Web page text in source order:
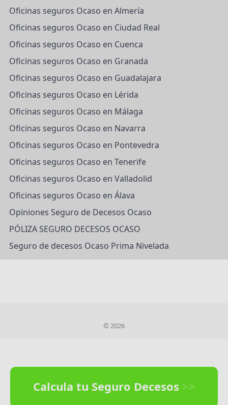
Oficinas seguros Ocaso en Almería
Oficinas seguros Ocaso en Ciudad Real
Oficinas seguros Ocaso en Cuenca
Oficinas seguros Ocaso en Granada
Oficinas seguros Ocaso en Guadalajara
Oficinas seguros Ocaso en Lérida
Oficinas seguros Ocaso en Málaga
Oficinas seguros Ocaso en Navarra
Oficinas seguros Ocaso en Pontevedra
Oficinas seguros Ocaso en Tenerife
Oficinas seguros Ocaso en Valladolid
Oficinas seguros Ocaso en Álava
Opiniones Seguro de Decesos Ocaso
PÓLIZA SEGURO DECESOS OCASO
Seguro de decesos Ocaso Prima Nivelada
© 2026
Calcula tu Seguro Decesos >>